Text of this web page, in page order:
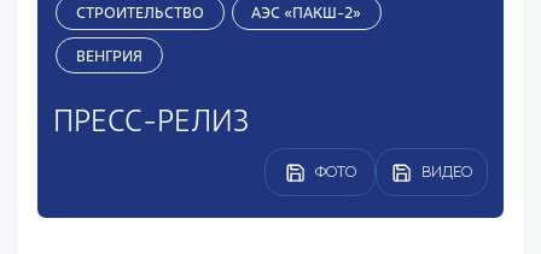
СТРОИТЕЛЬСТВО АЭС «ПАКШ-2»
ВЕНГРИЯ
ПРЕСС-РЕЛИЗ
ФОТО ВИДЕО